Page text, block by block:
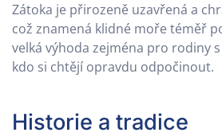
Zátoka je přirozeně uzavřená a
což znamená klidné moře téměř
velká výhoda zejména pro rodiny
kdo si chtějí opravdu odpočinout.
Historie a tradice